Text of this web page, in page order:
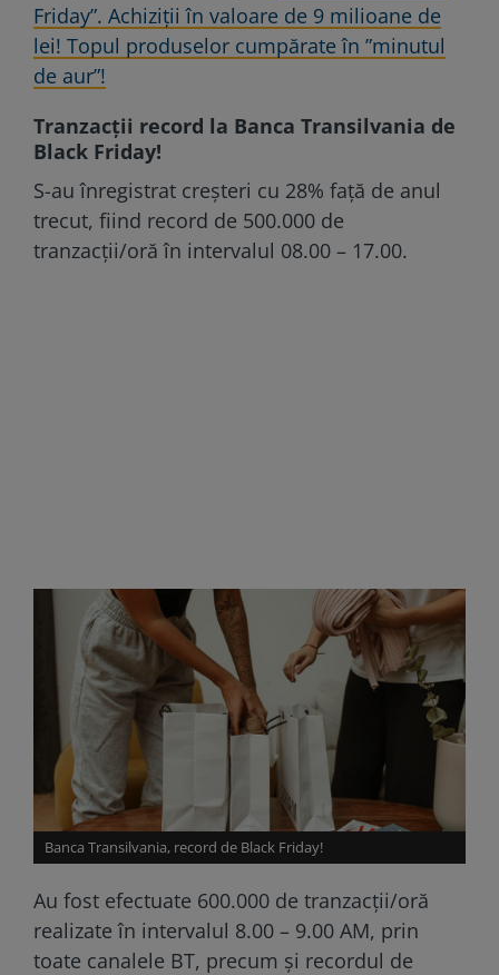
Friday”. Achiziții în valoare de 9 milioane de
lei! Topul produselor cumpărate în ”minutul
de aur”!
Tranzacții record la Banca Transilvania de
Black Friday!
S-au înregistrat creșteri cu 28% față de anul
trecut, fiind record de 500.000 de
tranzacții/oră în intervalul 08.00 – 17.00.
Banca Transilvania, record de Black Friday!
Au fost efectuate 600.000 de tranzacții/oră
realizate în intervalul 8.00 – 9.00 AM, prin
toate canalele BT, precum și recordul de